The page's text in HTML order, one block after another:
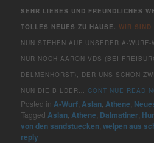
SEHR LIEBES UND FREUNDLICHES
TOLLES NEUES ZU HAUSE.WIR SIND
NUN STEHEN AUF UNSERER A-
NUR NOCH AARON VDS (BEI
DELMENHORST), DER UNS SCHON
NUN DIE BILDER…CONTINUE
Posted in A-Wurf Aslan Athene
Tagged Aslan Athene Dalmatiner
von den sandstuecken ,welpen aus
reply